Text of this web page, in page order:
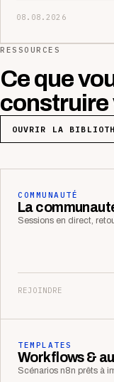
08.08.2026
RESSOURCES
Ce que
construire
OUVRIR LA
COMMUNAUTÉ
La
Sessions en direct,
REJOINDRE
TEMPLATES
Workflows &
Scénarios n8n prêts à